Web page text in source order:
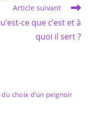
Article suivant
ce que c’est et à
quoi il sert ?
choix d’un peignoir